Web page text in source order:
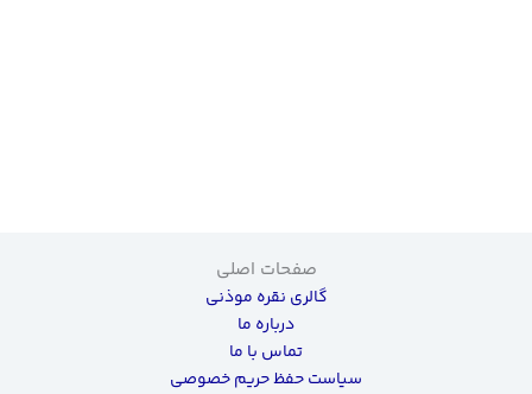
صفحات اصلی
گالری نقره موذنی
درباره ما
تماس با ما
سیاست حفظ حریم خصوصی